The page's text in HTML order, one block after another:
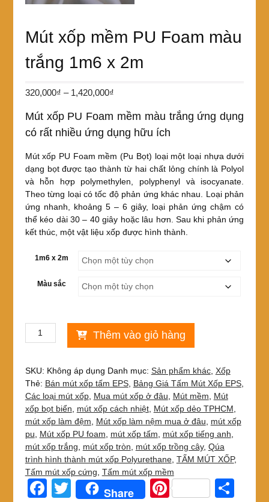
Mút xốp mềm PU Foam màu
trắng 1m6 x 2m
320,000₫ – 1,420,000₫Khoảng
từ
320,000₫
1,420,000₫
Mút xốp PU Foam mềm màu trắng ứng dụng
có rất nhiều ứng dụng hữu ích
Mút xốp PU Foam mềm (Pu Bọt) loại một loại nhựa dưới
dạng bọt được tạo thành từ hai chất lỏng chính là Polyol
và hỗn hợp polymethylen, polyphenyl và isocyanate.
Theo từng loại có tốc độ phản ứng khác nhau. Loại phản
ứng nhanh, khoảng 5 – 6 giây, loại phản ứng chậm có
thể kéo dài 30 – 40 giây hoặc lâu hơn. Sau khi phản ứng
kết thúc, một vật liệu xốp được hình thành.
1m6 x 2m
Màu sắc
Mút
xốp
PU
Foam
màu
trắng
1m6
2m
số
lượng
Thêm vào giỏ hàng
SKU: Không áp dụng Danh mục: Sản phẩm khác, Xốp
Thẻ: Bán mút xốp tấm EPS, Bảng Giá Tấm Mút Xốp EPS,
Các loại mút xốp, Mua mút xốp ở đâu Mút mềm
Mút
xốp bọt biển
mút xốp cách nhiệt, Mút xốp dẻo TPHCM
mút xốp làm đệm
Mút xốp làm nệm mua ở đâu
mút xốp
pu
Mút xốp PU foam mút xốp tấm mút xốp tiếng anh
mút xốp trắng
mút xốp tròn mút xốp trồng cây, Qúa
trình hình thành mút xốp Polyurethane, TẤM MÚT XỐP,
Tấm mút xốp cứng Tấm mút xốp mềm
F
T
Share
Pi